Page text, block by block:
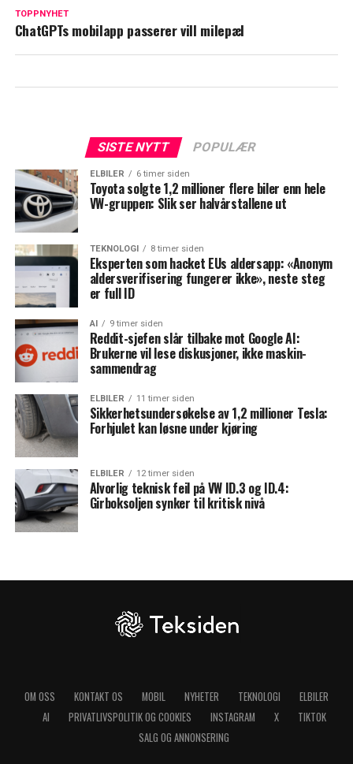
TOPPNYHET
ChatGPTs mobilapp passerer vill milepæl
SISTE NYTT POPULÆR
ELBILER 6 timer siden
Toyota solgte 1,2 millioner flere biler enn hele
VW-gruppen: Slik ser halvårstallene ut
TEKNOLOGI 8 timer siden
Eksperten som hacket EUs aldersapp: «Anonym
aldersverifisering fungerer ikke», neste steg
er full ID
AI 9 timer siden
Reddit-sjefen slår tilbake mot Google AI:
Brukerne vil lese diskusjoner, ikke maskin-
sammendrag
ELBILER 11 timer siden
Sikkerhetsundersøkelse av 1,2 millioner Tesla:
Forhjulet kan løsne under kjøring
ELBILER 12 timer siden
Alvorlig teknisk feil på VW ID.3 og ID.4:
Girboksoljen synker til kritisk nivå
OM OSS KONTAKT OS MOBIL NYHETER TEKNOLOGI
ELBILER
AI
PRIVATLIVSPOLITIK OG COOKIES INSTAGRAM X
TIKTOK
SALG OG ANNONSERING